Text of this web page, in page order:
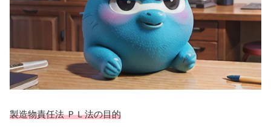
製造物責任法 ＰＬ法の目的